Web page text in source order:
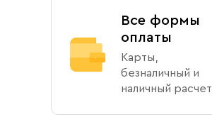
Все формы
оплаты
Карты,
безналичный и
наличный расчет